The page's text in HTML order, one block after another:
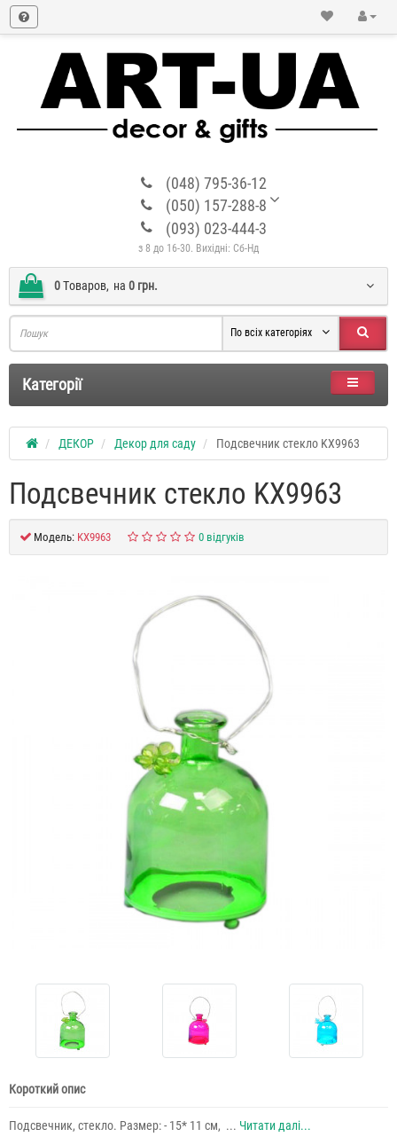
(048) 795-36-12
(050) 157-288-8
(093) 023-444-3
з 8 до 16-30. Вихідні: Сб-Нд
0Tоваров, на 0 грн.
По всіх категоріях
Категорії
ДЕКОР Декор для саду Подсвечник стекло KX9963
Подсвечник стекло KX9963
Модель: KX9963 0 відгуків
Короткий опис
Подсвечник, стекло. Размер: - 15* 11 см, ... Читати далі...